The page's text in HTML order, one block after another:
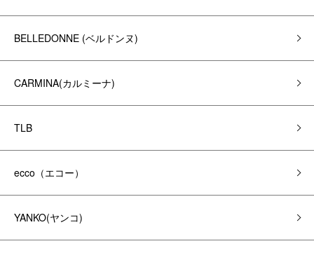
BELLEDONNE (ベルドンヌ)
CARMINA(カルミーナ)
TLB
ecco（エコー）
YANKO(ヤンコ)